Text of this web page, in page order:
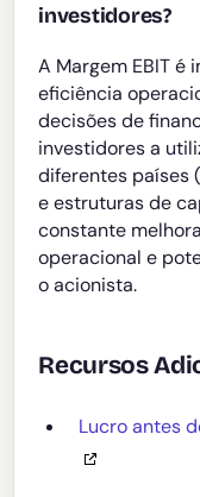
investidores?
A Margem EBIT é
eficiência
decisões de
investidores a
diferentes países
e estruturas de
constante
operacional e
o acionista.
Recursos
Lucro antes